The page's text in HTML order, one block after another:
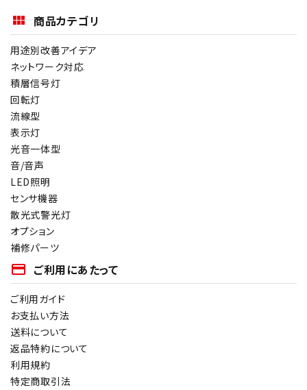
商品カテゴリ
用途別改善アイデア
ネットワーク対応
積層信号灯
回転灯
流線型
表示灯
光音一体型
音/音声
LED照明
センサ機器
散光式警光灯
オプション
補修パーツ
payment ご利用にあたって
ご利用ガイド
お支払い方法
送料について
返品特約について
利用規約
特定商取引法